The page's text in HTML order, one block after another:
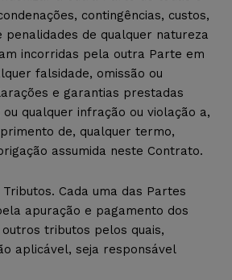
contingências, custos,
penalidades de qualquer natureza
incorridas pela outra Parte em
falsidade, omissão ou
e garantias prestadas
qualquer infração ou violação a,
de, qualquer termo,
assumida neste Contrato.
Cada uma das Partes
apuração e pagamento dos
tributos pelos quais,
aplicável, seja responsável